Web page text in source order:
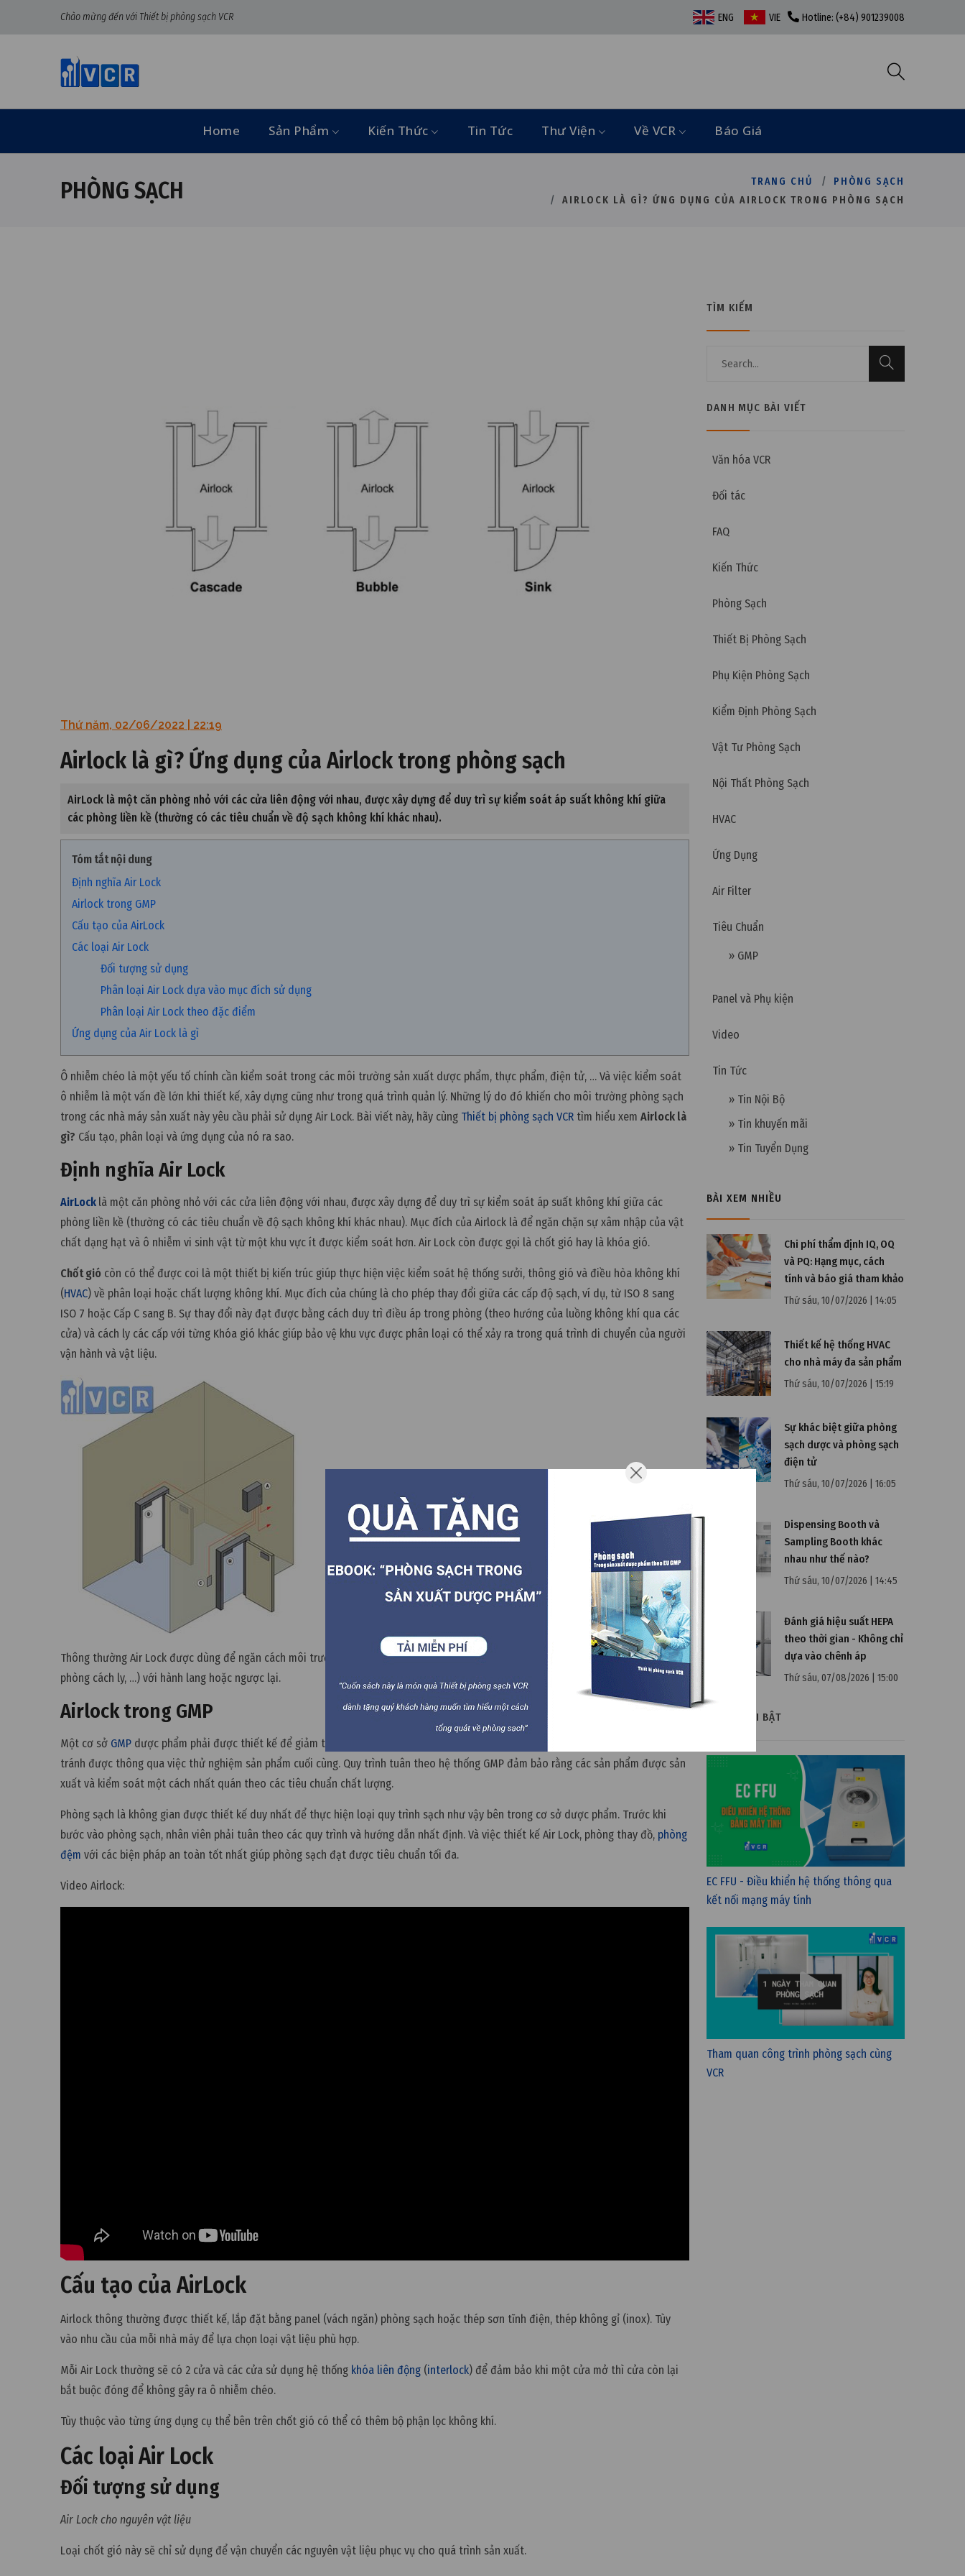
Chào mừng đến với Thiết bị phòng sạch VCR ENG VIE Hotline: (+84) 901239008
Home Sản Phẩm Kiến Thức Tin Tức Thư Viện Về VCR Báo Giá
PHÒNG SẠCH TRANG CHỦ
PHÒNG SẠCH
AIRLOCK LÀ GÌ? ỨNG DỤNG CỦA AIRLOCK TRONG PHÒNG SẠCH
Thứ năm, 02/06/2022 | 22:19
Airlock là gì? Ứng dụng của Airlock trong phòng sạch
AirLock là một căn phòng nhỏ với các cửa liên động với nhau, được xây dựng để duy trì sự kiểm soát áp suất không khí giữa
các phòng liền kề (thường có các tiêu chuẩn về độ sạch không khí khác nhau).
Tóm tắt nội dung
Định nghĩa Air Lock
Airlock trong GMP
Cấu tạo của AirLock
Các loại Air Lock
Đối tượng sử dụng
Phân loại Air Lock dựa vào mục đích sử dụng
Phân loại Air Lock theo đặc điểm
Ứng dụng của Air Lock là gì
Ô nhiễm chéo là một yếu tố chính cần kiểm soát trong các môi trường sản xuất dược phẩm, thực phẩm, điện tử, … Và việc kiểm soát
ô nhiễm là một vấn đề lớn khi thiết kế, xây dựng cũng như trong quá trình quản lý. Những lý do đó khiến cho môi trường phòng sạch
trong các nhà máy sản xuất này yêu cầu phải sử dụng Air Lock. Bài viết này, hãy cùng Thiết bị phòng sạch VCR tìm hiểu xem Airlock là
gì? Cấu tạo, phân loại và ứng dụng của nó ra sao.
Định nghĩa Air Lock
AirLock là một căn phòng nhỏ với các cửa liên động với nhau, được xây dựng để duy trì sự kiểm soát áp suất không khí giữa các
phòng liền kề (thường có các tiêu chuẩn về độ sạch không khí khác nhau). Mục đích của Airlock là để ngăn chặn sự xâm nhập của vật
chất dạng hạt và ô nhiễm vi sinh vật từ một khu vực ít được kiểm soát hơn. Air Lock còn được gọi là chốt gió hay là khóa gió.
Chốt gió còn có thể được coi là một thiết bị kiến trúc giúp thực hiện việc kiểm soát hệ thống sưởi, thông gió và điều hòa không khí
(HVAC) về phân loại hoặc chất lượng không khí. Mục đích của chúng là cho phép thay đổi giữa các cấp độ sạch, ví dụ, từ ISO 8 sang
ISO 7 hoặc Cấp C sang B. Sự thay đổi này đạt được bằng cách duy trì điều áp trong phòng (theo hướng của luồng không khí qua các
cửa) và cách ly các cấp với từng Khóa gió khác giúp bảo vệ khu vực được phân loại có thể xảy ra trong quá trình di chuyển của người
vận hành và vật liệu.
Thông thường Air Lock được dùng để ngăn cách môi trường được kiểm soát (phòng sạch, phòng thí nghiệm, phòng phẫu thuật,
phòng cách ly, …) với hành lang hoặc ngược lại.
Airlock trong GMP
Một cơ sở GMP dược phẩm phải được thiết kế để giảm thiểu những rủi ro liên quan đến sản xuất dược phẩm, những rủi ro không thể
tránh được thông qua việc thử nghiệm sản phẩm cuối cùng. Quy trình tuân theo hệ thống GMP đảm bảo rằng các sản phẩm được sản
xuất và kiểm soát một cách nhất quán theo các tiêu chuẩn chất lượng.
Phòng sạch là không gian được thiết kế duy nhất để thực hiện loại quy trình sạch như vậy bên trong cơ sở dược phẩm. Trước khi
bước vào phòng sạch, nhân viên phải tuân theo các quy trình và hướng dẫn nhất định. Và việc thiết kế Air Lock, phòng thay đồ, phòng
đệm với các biện pháp an toàn tốt nhất giúp phòng sạch đạt được tiêu chuẩn tối đa.
Video Airlock:
Cấu tạo của AirLock
Airlock thông thường được thiết kế, lắp đặt bằng panel (vách ngăn) phòng sạch hoặc thép sơn tĩnh điện, thép không gỉ (inox). Tùy
vào nhu cầu của mỗi nhà máy để lựa chọn loại vật liệu phù hợp.
Mỗi Air Lock thường sẽ có 2 cửa và các cửa sử dụng hệ thống khóa liên động (interlock) để đảm bảo khi một cửa mở thì cửa còn lại
bắt buộc đóng để không gây ra ô nhiễm chéo.
Tùy thuộc vào từng ứng dụng cụ thể bên trên chốt gió có thể có thêm bộ phận lọc không khí.
Các loại Air Lock
Đối tượng sử dụng
Air Lock cho nguyên vật liệu
Loại chốt gió này sẽ chỉ sử dụng để vận chuyển các nguyên vật liệu phục vụ cho quá trình sản xuất.
TÌM KIẾM
DANH MỤC BÀI VIẾT
Văn hóa VCR
Đối tác
FAQ
Kiến Thức
Phòng Sạch
Thiết Bị Phòng Sạch
Phụ Kiện Phòng Sạch
Kiểm Định Phòng Sạch
Vật Tư Phòng Sạch
Nội Thất Phòng Sạch
HVAC
Ứng Dụng
Air Filter
Tiêu Chuẩn
» GMP
Panel và Phụ kiện
Video
Tin Tức
» Tin Nội Bộ
» Tin khuyến mãi
» Tin Tuyển Dụng
BÀI XEM NHIỀU
Chi phí thẩm định IQ, OQ
và PQ: Hạng mục, cách
tính và báo giá tham khảo
Thứ sáu, 10/07/2026 | 14:05
Thiết kế hệ thống HVAC
cho nhà máy đa sản phẩm
Thứ sáu, 10/07/2026 | 15:19
Sự khác biệt giữa phòng
sạch dược và phòng sạch
điện tử
Thứ sáu, 10/07/2026 | 16:05
Dispensing Booth và
Sampling Booth khác
nhau như thế nào?
Thứ sáu, 10/07/2026 | 14:45
Đánh giá hiệu suất HEPA
theo thời gian - Không chỉ
dựa vào chênh áp
Thứ sáu, 07/08/2026 | 15:00
VIDEO NỔI BẬT
EC FFU - Điều khiển hệ thống thông qua
kết nối mạng máy tính
Tham quan công trình phòng sạch cùng
VCR